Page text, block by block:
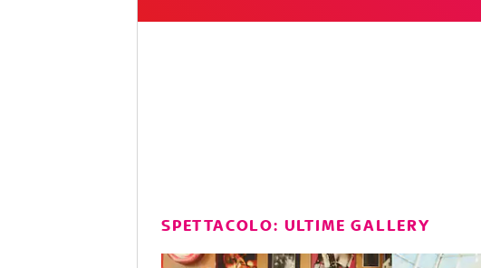
SPETTACOLO: ULTIME GALLERY